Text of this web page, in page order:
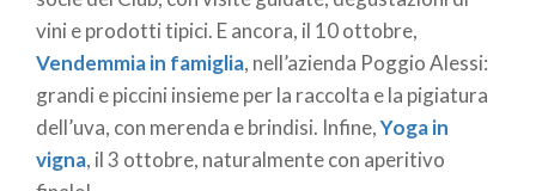
mantovani, a San Colombano al Lambro e
nell’Oltrepò Pavese, fino al primo weekend di
ottobre.
Nel centro storico di Voghera, con produttori
vini e prodotti tipici. E ancora, il 10 ottobre,
Vendemmia in famiglia, nell’azienda Poggio Alessi:
grandi e piccini insieme per la raccolta e la pigiatura
dell’uva, con merenda e brindisi. Infine,Yoga in
vigna, il 3 ottobre, naturalmente con aperitivo